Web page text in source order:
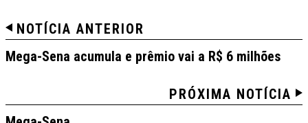
NOTÍCIA ANTERIOR
Mega-Sena acumula e prêmio vai a R$ 6 milhões
PRÓXIMA NOTÍCIA